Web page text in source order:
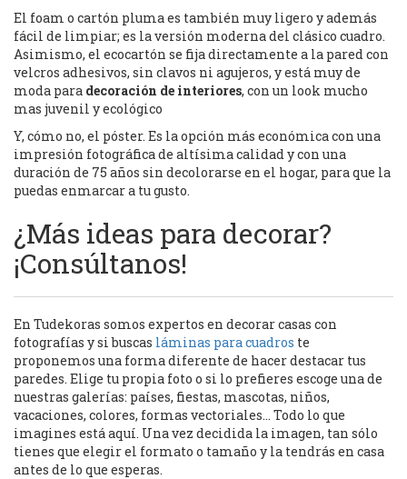
El foam o cartón pluma es también muy ligero y además
fácil de limpiar; es la versión moderna del clásico cuadro.
Asimismo, el ecocartón se fija directamente a la pared con
velcros adhesivos, sin clavos ni agujeros, y está muy de
moda para decoración de interiores, con un look mucho
mas juvenil y ecológico
Y, cómo no, el póster. Es la opción más económica con una
impresión fotográfica de altísima calidad y con una
duración de 75 años sin decolorarse en el hogar, para que la
puedas enmarcar a tu gusto.
¿Más ideas para decorar?
¡Consúltanos!
En Tudekoras somos expertos en decorar casas con
fotografías y si buscas láminas para cuadros te
proponemos una forma diferente de hacer destacar tus
paredes. Elige tu propia foto o si lo prefieres escoge una de
nuestras galerías: países, fiestas, mascotas, niños,
vacaciones, colores, formas vectoriales… Todo lo que
imagines está aquí. Una vez decidida la imagen, tan sólo
tienes que elegir el formato o tamaño y la tendrás en casa
antes de lo que esperas.